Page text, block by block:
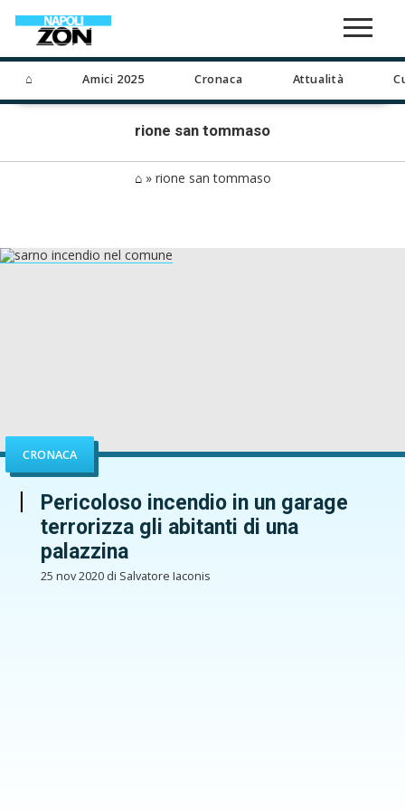
⌂ Amici 2025 Cronaca Attualità
rione san tommaso
⌂» rione san tommaso
CRONACA
Pericoloso incendio in un garage
terrorizza gli abitanti di una
palazzina
25 nov 2020 di Salvatore Iaconis